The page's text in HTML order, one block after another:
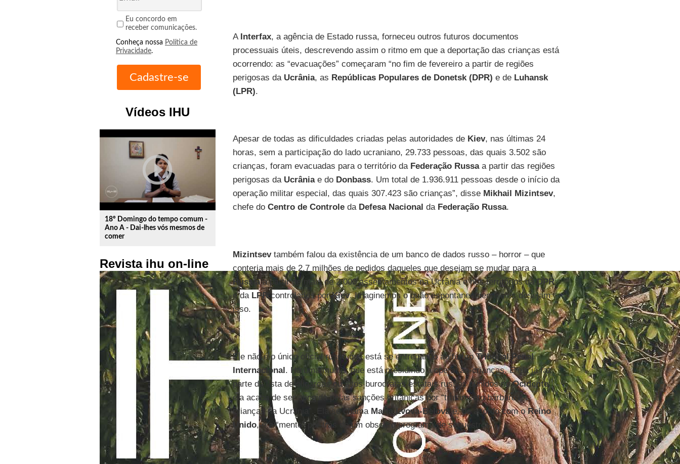
Eu concordo em
receber comunicações.
Conheça nossa Política de
Privacidade.
Vídeos IHU
play_circle_outline
18º Domingo do tempo comum -
Ano A - Dai-lhes vós mesmos de
comer
Revista ihu on-line
A Interfax, a agência de Estado russa, forneceu outros futuros documentos
processuais úteis, descrevendo assim o ritmo em que a deportação das crianças está
ocorrendo: as “evacuações” começaram “no fim de fevereiro a partir de regiões
perigosas da Ucrânia, as Repúblicas Populares de Donetsk (DPR) e de Luhansk
(LPR).
Apesar de todas as dificuldades criadas pelas autoridades de Kiev, nas últimas 24
horas, sem a participação do lado ucraniano, 29.733 pessoas, das quais 3.502 são
crianças, foram evacuadas para o território da Federação Russaa partir das regiões
perigosas da Ucrâniae do Donbass. Um total de 1.936.911 pessoas desde o início da
operação militar especial, das quais 307.423 são crianças”, disse Mikhail Mizintsev,
chefe do Centro de Controle da Defesa Nacional da Federação Russa.
Mizintsevtambém falou da existência de um banco de dados russo – horror – que
conteria mais de 2,7 milhões de pedidos daqueles que desejam se mudar para a
Rússiaa partir de mais de 2.000 assentamentos na Ucrânia e nos territórios daDPR
e da LPRcontrolados porKiev. Imaginemos o quão espontaneamente eles desejam
isso.
Ele não é o único oficial russo que está se entregando ao futuroTribunal Penal
Internacional. Há uma mulher que está presidindo a operação-crianças. E ela já faz
parte da lista de oligarcas ou altos burocratas estatais russos punidos noOcidente:
ela acaba de ser atingida pelas sanções britânicas por “tratamento bárbaro às
crianças na Ucrânia”. Ela se chama Maria Lvova-Belovae, de acordo com oReino
Unido, é a “mente” por trás de um obscuro programa de sequestros.